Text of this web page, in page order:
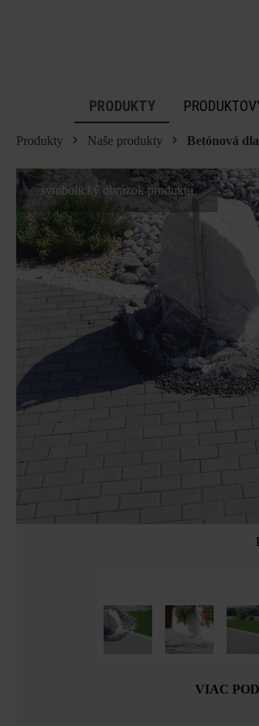
PRODUKTY
Produkty Naše produkty Betónová
symbolický obrázok produktu
VIAC